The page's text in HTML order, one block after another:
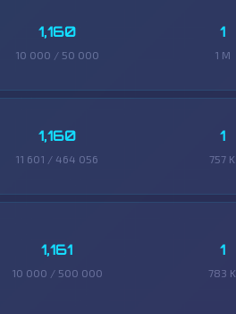
1,160
10 000 / 50 000
1
1 M
1,160
11 601 / 464 056
1
757 K
1,161
10 000 / 500 000
1
783 K